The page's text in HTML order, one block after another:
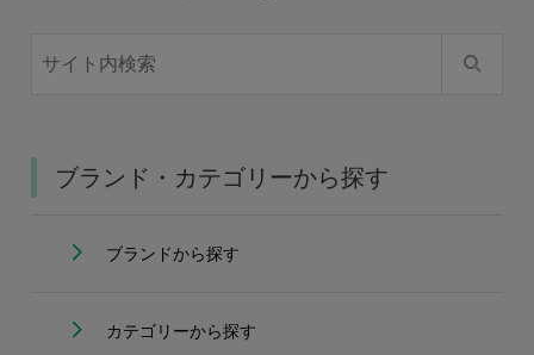
ブランド・カテゴリーから探す
ブランドから探す
カテゴリーから探す